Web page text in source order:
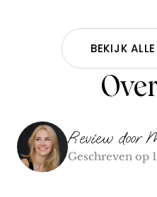
BEKIJK
Review door
Geschreven op